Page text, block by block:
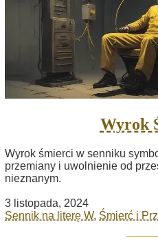
Wyrok
Wyrok śmierci w senniku
przemiany i uwolnienie od
nieznanym.
3 listopada, 2024
Sennik na literę W, Śmierć i